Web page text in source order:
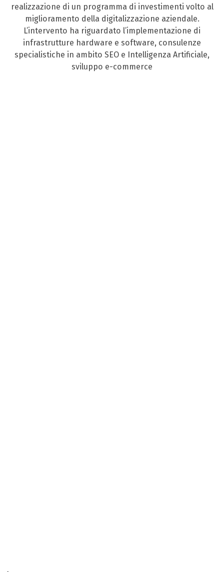
realizzazione di un programma di investimenti volto al
miglioramento della digitalizzazione aziendale.
L’intervento ha riguardato l’implementazione di
infrastrutture hardware e software, consulenze
specialistiche in ambito SEO e Intelligenza Artificiale,
sviluppo e-commerce